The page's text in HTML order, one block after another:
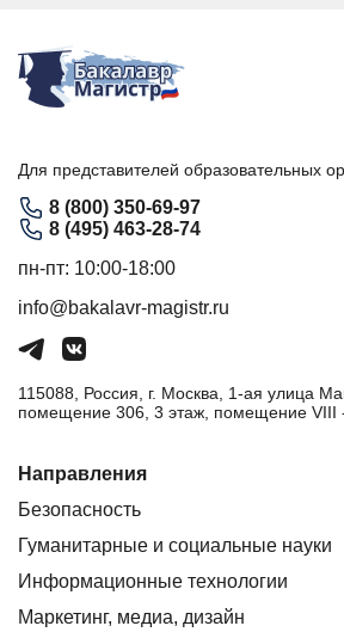
Для представителей образовательных
8 (800) 350-69-97
8 (495) 463-28-74
пн-пт: 10:00-18:00
info@bakalavr-magistr.ru
115088, Россия, г. Москва, 1-ая улица
помещение 306, 3 этаж, помещение VIII
Направления
Безопасность
Гуманитарные и социальные науки
Информационные технологии
Маркетинг, медиа, дизайн